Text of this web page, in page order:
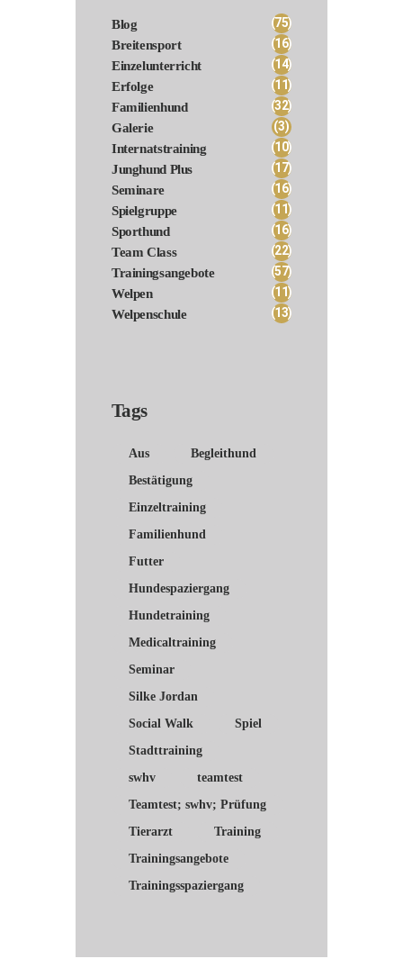
Blog (75)
Breitensport (16)
Einzelunterricht (14)
Erfolge (11)
Familienhund (32)
Galerie (3)
Internatstraining (10)
Junghund Plus (17)
Seminare (16)
Spielgruppe (11)
Sporthund (16)
Team Class (22)
Trainingsangebote (57)
Welpen (11)
Welpenschule (13)
Tags
Aus
Begleithund
Bestätigung
Einzeltraining
Familienhund
Futter
Hundespaziergang
Hundetraining
Medicaltraining
Seminar
Silke Jordan
Social Walk
Spiel
Stadttraining
swhv
teamtest
Teamtest; swhv; Prüfung
Tierarzt
Training
Trainingsangebote
Trainingsspaziergang